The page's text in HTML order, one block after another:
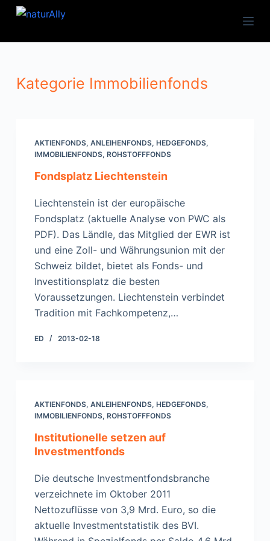
Zum
Kategorie Immobilienfonds
AKTIENFONDS, ANLEIHENFONDS, HEDGEFONDS,
IMMOBILIENFONDS, ROHSTOFFFONDS
Fondsplatz Liechtenstein
Liechtenstein ist der europäische
Fondsplatz (aktuelle Analyse von PWC als
PDF). Das Ländle, das Mitglied der EWR ist
und eine Zoll- und Währungsunion mit der
Schweiz bildet, bietet als Fonds- und
Investitionsplatz die besten
Voraussetzungen. Liechtenstein verbindet
Tradition mit Fachkompetenz,…
ED 2013-02-18
AKTIENFONDS, ANLEIHENFONDS, HEDGEFONDS,
IMMOBILIENFONDS, ROHSTOFFFONDS
Institutionelle setzen auf
Investmentfonds
Die deutsche Investmentfondsbranche
verzeichnete im Oktober 2011
Nettozuflüsse von 3,9 Mrd. Euro, so die
aktuelle Investmentstatistik des BVI.